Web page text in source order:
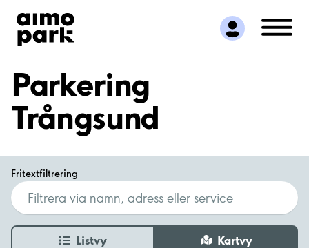
Hitta parkering
Samarbete
Kundservice
Om Aimo Park
Parkering
Trångsund
Fritextfiltrering
Listvy Kartvy